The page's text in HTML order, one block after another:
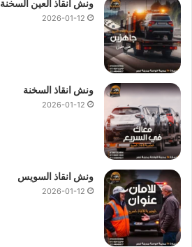
ونش انقاذ العين السخنة
2026-01-12
ونش انقاذ السخنة
2026-01-12
ونش انقاذ السويس
2026-01-12